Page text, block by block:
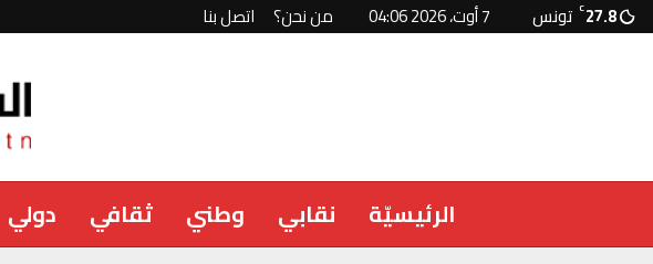
27.8
C تونس 7 أوت، 2026 04:06 من نحن؟ اتصل بنا
الرئيسيّة نقابي وطني ثقافي دولي